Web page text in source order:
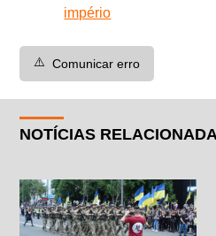
império
⚠️ Comunicar erro
NOTÍCIAS